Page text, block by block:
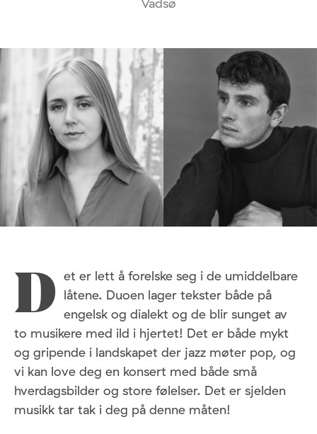
D et er lett å forelske seg i de umiddelbare
låtene. Duoen lager tekster både på
engelsk og dialekt og de blir sunget av
to musikere med ild i hjertet! Det er både mykt
og gripende i landskapet der jazz møter pop, og
vi kan love deg en konsert med både små
hverdagsbilder og store følelser. Det er sjelden
musikk tar tak i deg på denne måten!